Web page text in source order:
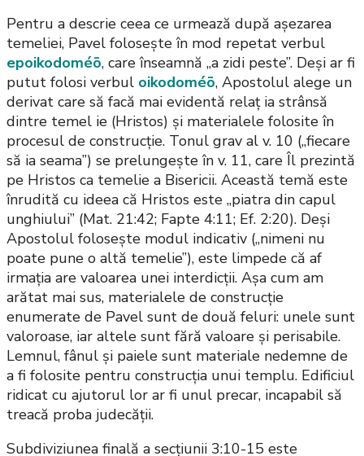
Pentru a descrie ceea ce urmează după așezarea
temeliei, Pavel folosește în mod repetat verbul
epoikodoméō, care înseamnă „a zidi peste”. Deși ar fi
putut folosi verbul oikodoméō, Apostolul alege un
derivat care să facă mai evidentă relaț ia strânsă
dintre temel ie (Hristos) și materialele folosite în
procesul de construcție. Tonul grav al v. 10 („fiecare
să ia seama”) se prelungește în v. 11, care Îl prezintă
pe Hristos ca temelie a Bisericii. Această temă este
înrudită cu ideea că Hristos este „piatra din capul
unghiului” (Mat. 21:42; Fapte 4:11; Ef. 2:20). Deși
Apostolul folosește modul indicativ („nimeni nu
poate pune o altă temelie”), este limpede că af
irmația are valoarea unei interdicții. Așa cum am
arătat mai sus, materialele de construcție
enumerate de Pavel sunt de două feluri: unele sunt
valoroase, iar altele sunt fără valoare și perisabile.
Lemnul, fânul și paiele sunt materiale nedemne de
a fi folosite pentru construcția unui templu. Edificiul
ridicat cu ajutorul lor ar fi unul precar, incapabil să
treacă proba judecății.
Subdiviziunea finală a secțiunii 3:10-15 este